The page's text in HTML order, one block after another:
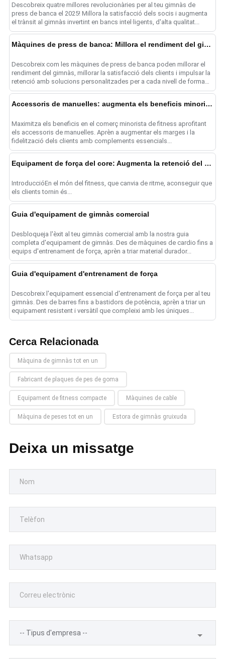
Descobreix quatre millores revolucionàries per al teu gimnàs de
press de banca el 2025! Millora la satisfacció dels socis i augmenta
el trànsit al gimnàs invertint en bancs intel·ligents, d'alta qualitat...
Màquines de press de banca: Millora el rendiment del gimnàs
Descobreix com les màquines de press de banca poden millorar el
rendiment del gimnàs, millorar la satisfacció dels clients i impulsar la
retenció amb solucions personalitzades per a cada nivell de forma
física...
Accessoris de manuelles: augmenta els beneficis minoristes
Maximitza els beneficis en el comerç minorista de fitness aprofitant
els accessoris de manuelles. Aprèn a augmentar els marges i la
fidelització dels clients amb complements essencials...
Equipament de força del core: Augmenta la retenció del gimnàs
IntroduccióEn el món del fitness, que canvia de ritme, aconseguir que
els clients tornin és...
Guia d'equipament de gimnàs comercial
Desbloqueja l'èxit al teu gimnàs comercial amb la nostra guia
completa d'equipament de gimnàs. Des de màquines de cardio fins a
equips d'entrenament de força, aprèn a triar material durador...
Guia d'equipament d'entrenament de força
Descobreix l'equipament essencial d'entrenament de força per al teu
gimnàs. Des de barres fins a bastidors de potència, aprèn a triar un
equipament resistent i versàtil que compleixi amb les úniques...
Cerca Relacionada
Màquina de gimnàs tot en un
Fabricant de plaques de pes de goma
Equipament de fitness compacte Màquines de cable
Màquina de peses tot en un Estora de gimnàs gruixuda
Deixa un missatge